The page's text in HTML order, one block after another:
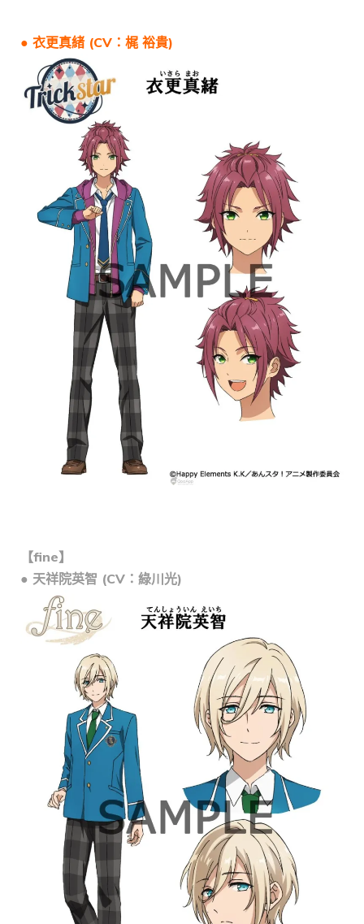
● 衣更真緒 (CV：梶 裕貴)
【fine】
● 天祥院英智 (CV：綠川光)